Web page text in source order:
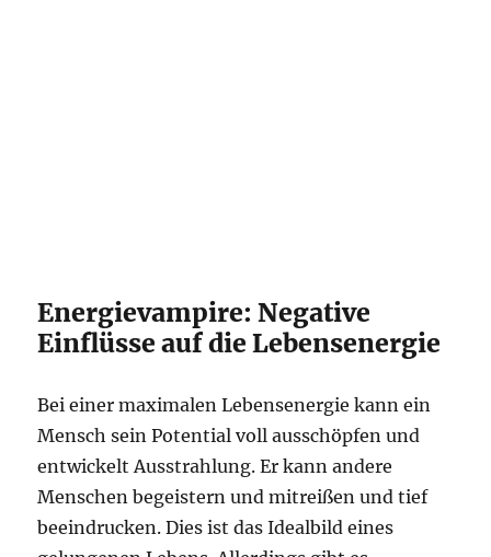
Energievampire: Negative
Einflüsse auf die Lebensenergie
Bei einer maximalen Lebensenergie kann ein
Mensch sein Potential voll ausschöpfen und
entwickelt Ausstrahlung. Er kann andere
Menschen begeistern und mitreißen und tief
beeindrucken. Dies ist das Idealbild eines